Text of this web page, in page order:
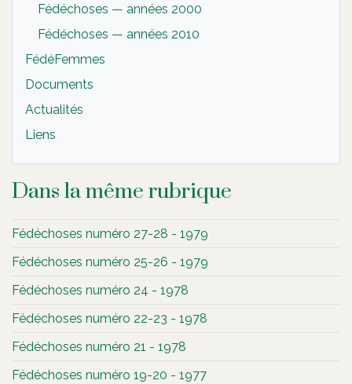
Fédéchoses — années 2000
Fédéchoses — années 2010
FédéFemmes
Documents
Actualités
Liens
Dans la même rubrique
Fédéchoses numéro 27-28 - 1979
Fédéchoses numéro 25-26 - 1979
Fédéchoses numéro 24 - 1978
Fédéchoses numéro 22-23 - 1978
Fédéchoses numéro 21 - 1978
Fédéchoses numéro 19-20 - 1977